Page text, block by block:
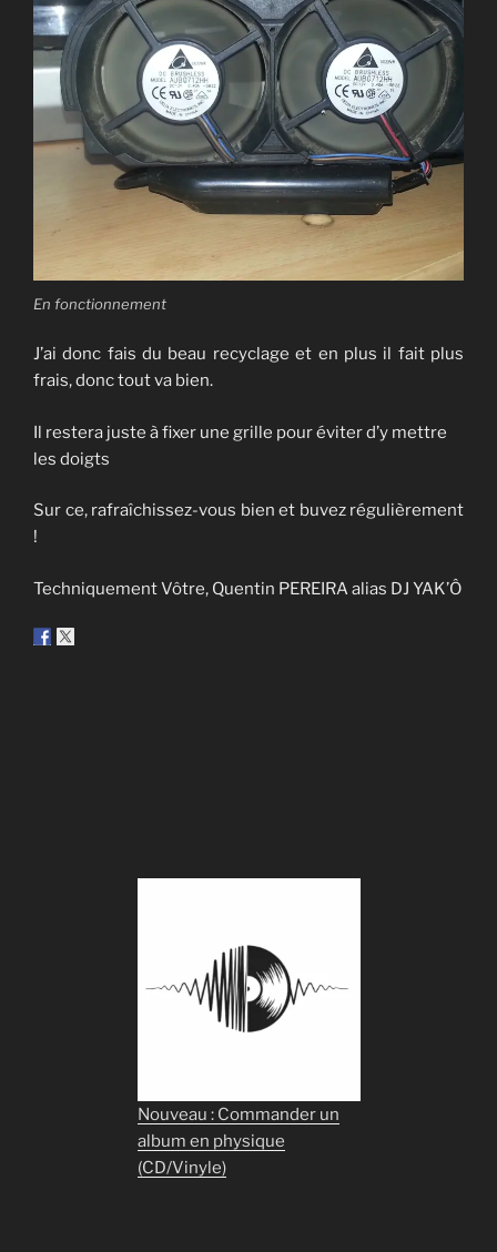
En fonctionnement
J’ai donc fais du beau recyclage et en plus il fait plus
frais, donc tout va bien.
Il restera juste à fixer une grille pour éviter d’y mettre
les doigts
Sur ce, rafraîchissez-vous bien et buvez régulièrement
!
Techniquement Vôtre, Quentin PEREIRA alias DJ YAK’Ô
Nouveau : Commander un
album en physique
(CD/Vinyle)